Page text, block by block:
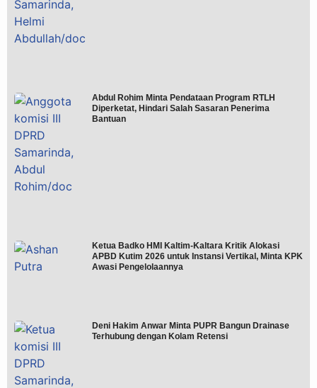
Abdul Rohim Minta Pendataan Program RTLH
Diperketat, Hindari Salah Sasaran Penerima
Bantuan
Ketua Badko HMI Kaltim-Kaltara Kritik Alokasi
APBD Kutim 2026 untuk Instansi Vertikal, Minta KPK
Awasi Pengelolaannya
Deni Hakim Anwar Minta PUPR Bangun Drainase
Terhubung dengan Kolam Retensi